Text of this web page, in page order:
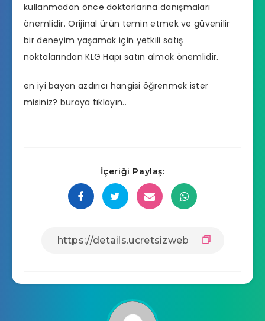
kullanmadan önce doktorlarına danışmaları
önemlidir. Orijinal ürün temin etmek ve güvenilir
bir deneyim yaşamak için yetkili satış
noktalarından KLG Hapı satın almak önemlidir.
en iyi bayan azdırıcı hangisi öğrenmek ister
misiniz? buraya tıklayın..
İçeriği Paylaş: